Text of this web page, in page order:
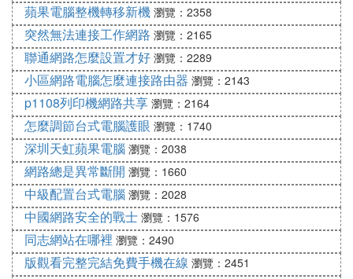
蘋果電腦整機轉移新機 瀏覽：2358
突然無法連接工作網路 瀏覽：2165
聯通網路怎麼設置才好 瀏覽：2289
小區網路電腦怎麼連接路由器 瀏覽：2143
p1108列印機網路共享 瀏覽：2164
怎麼調節台式電腦護眼 瀏覽：1740
深圳天虹蘋果電腦 瀏覽：2038
網路總是異常斷開 瀏覽：1660
中級配置台式電腦 瀏覽：2028
中國網路安全的戰士 瀏覽：1576
同志網站在哪裡 瀏覽：2490
版觀看完整完結免費手機在線 瀏覽：2451